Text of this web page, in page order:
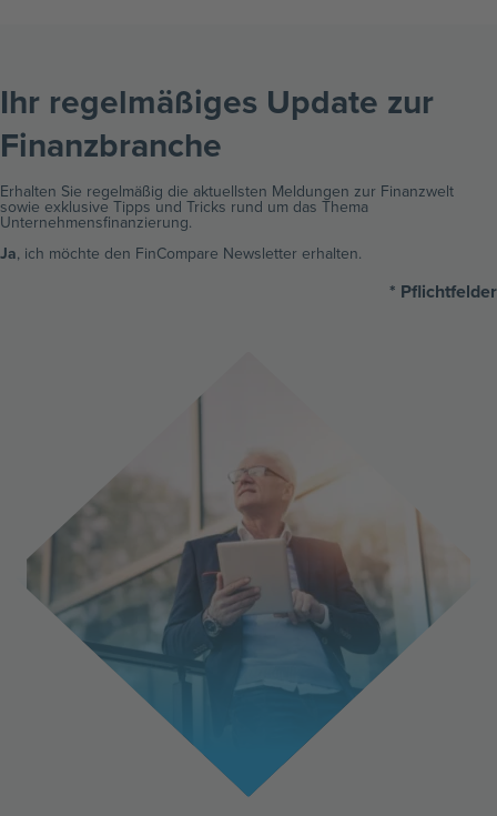
Ihr regelmäßiges Update zur
Finanzbranche ​
Erhalten Sie regelmäßig die aktuellsten Meldungen zur Finanzwelt
sowie exklusive Tipps und Tricks rund um das Thema
Unternehmensfinanzierung.
Ja, ich möchte den FinCompare Newsletter erhalten.
* Pflichtfelder